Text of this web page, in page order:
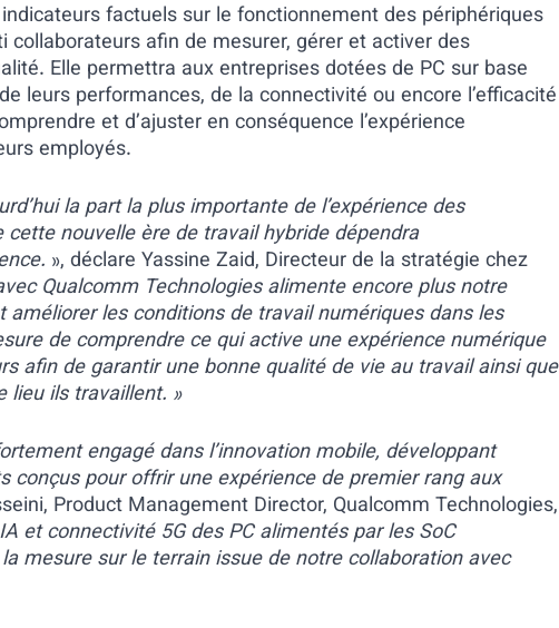
factuels sur le fonctionnement des périphériques
collaborateurs afin de mesurer, gérer et activer des
Elle permettra aux entreprises dotées de PC sur base
leurs performances, de la connectivité ou encore l’efficacité
et d’ajuster en conséquence l’expérience
employés.
la part la plus importante de l’expérience des
nouvelle ère de travail hybride dépendra
», déclare Yassine Zaid, Directeur de la stratégie chez
Qualcomm Technologies alimente encore plus notre
les conditions de travail numériques dans les
de comprendre ce qui active une expérience numérique
afin de garantir une bonne qualité de vie au travail ainsi que
lieu ils travaillent. »
engagé dans l’innovation mobile, développant
conçus pour offrir une expérience de premier rang aux
Product Management Director, Qualcomm Technologies,
et connectivité 5G des PC alimentés par les SoC
mesure sur le terrain issue de notre collaboration avec